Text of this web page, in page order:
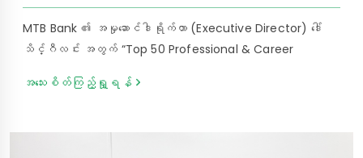
MTB Bank ၏ အမှုဆောင်ဒါရိုက်တာ (Executive Director) ဒေါ်
သိင်္ဂီလင်း အတွက် “Top 50 Professional & Career
Management မှ ချီးမြှင့်ခံရခြင်းအား MTB Bank အနေဖြင့် များ
ခရီးသွားလုပ်ငန်း၊ နည်းပညာ အစရှိသည့် ကဏ္ဍမျိုးစုံတွင်
အသေးစိတ်ကြည့်ရှု့ရန်